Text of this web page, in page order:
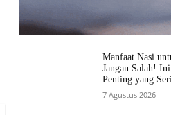
Manfaat Nasi
Jangan Salah!
Penting yang
7 Agustus 2026